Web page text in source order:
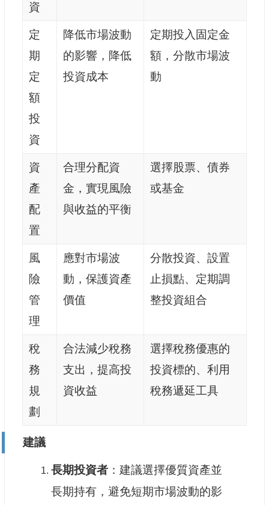
資
定
期
定
額
投
資
降低市場波動
的影響，降低
投資成本
定期投入固定金
額，分散市場波
動
資
產
配
置
合理分配資
金，實現風險
與收益的平衡
選擇股票、債券
或基金
風
險
管
理
應對市場波
動，保護資產
價值
分散投資、設置
止損點、定期調
整投資組合
稅
務
規
劃
合法減少稅務
支出，提高投
資收益
選擇稅務優惠的
投資標的、利用
稅務遞延工具
建議
長期投資者：建議選擇優質資產並
長期持有，避免短期市場波動的影